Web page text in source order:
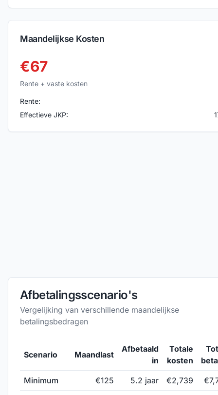
Maandelijkse Kosten
€67
Rente + vaste kosten
Rente:
Effectieve JKP:
Afbetalingsscenario's
Vergelijking van verschillende maandelijkse
betalingsbedragen
Scenario Maandlast
Afbetaald
in
Totale
kosten
Minimum €125 5.2 jaar €2,739